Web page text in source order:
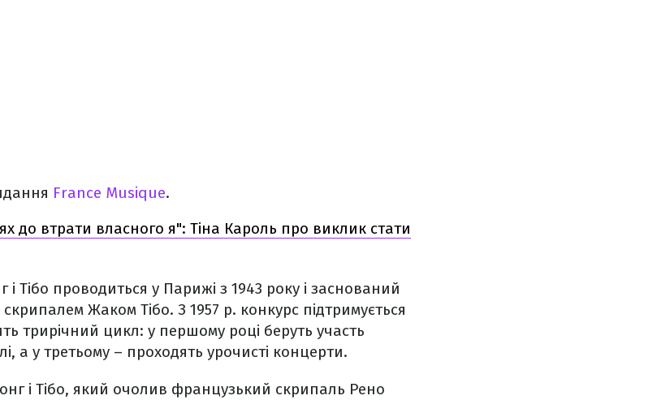
France Musique.
до втрати власного я": Тіна Кароль про виклик стати
і Тібо проводиться у Парижі з 1943 року і заснований
Жаком Тібо. З 1957 р. конкурс підтримується
трирічний цикл: у першому році беруть участь
а у третьому – проходять урочисті концерти.
і Тібо, який очолив французький скрипаль Рено